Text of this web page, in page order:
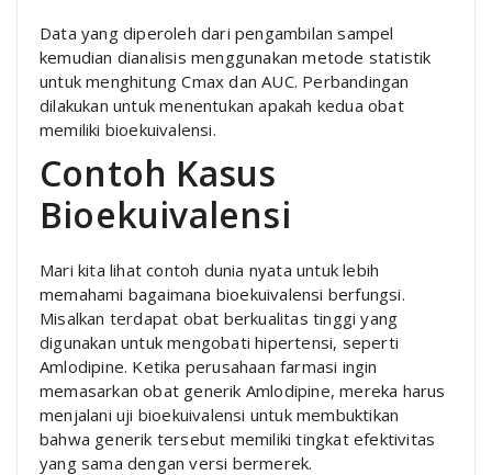
Data yang diperoleh dari pengambilan sampel
kemudian dianalisis menggunakan metode statistik
untuk menghitung Cmax dan AUC. Perbandingan
dilakukan untuk menentukan apakah kedua obat
memiliki bioekuivalensi.
Contoh Kasus
Bioekuivalensi
Mari kita lihat contoh dunia nyata untuk lebih
memahami bagaimana bioekuivalensi berfungsi.
Misalkan terdapat obat berkualitas tinggi yang
digunakan untuk mengobati hipertensi, seperti
Amlodipine. Ketika perusahaan farmasi ingin
memasarkan obat generik Amlodipine, mereka harus
menjalani uji bioekuivalensi untuk membuktikan
bahwa generik tersebut memiliki tingkat efektivitas
yang sama dengan versi bermerek.